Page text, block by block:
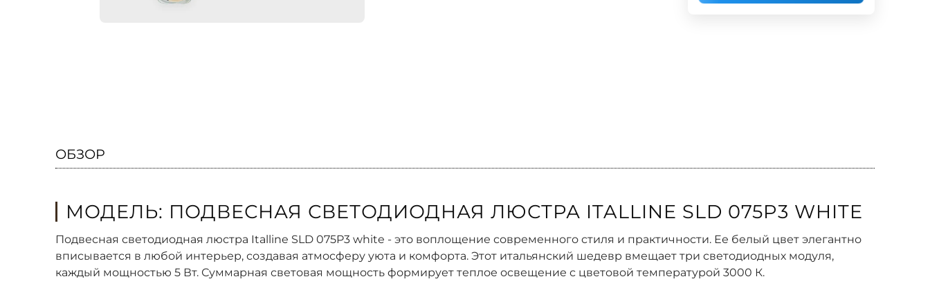
ОБЗОР
МОДЕЛЬ: ПОДВЕСНАЯ СВЕТОДИОДНАЯ ЛЮСТРА ITALLINE SLD 075P3 WHITE
Подвесная светодиодная люстра Italline SLD 075P3 white - это воплощение современного стиля и практичности. Ее белый цвет элегантно
вписывается в любой интерьер, создавая атмосферу уюта и комфорта. Этот итальянский шедевр вмещает три светодиодных модуля,
каждый мощностью 5 Вт. Суммарная световая мощность формирует теплое освещение с цветовой температурой 3000 К.